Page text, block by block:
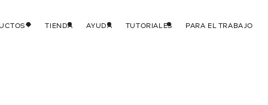
TIENDA AYUDA TUTORIALES PARA EL TRABAJO